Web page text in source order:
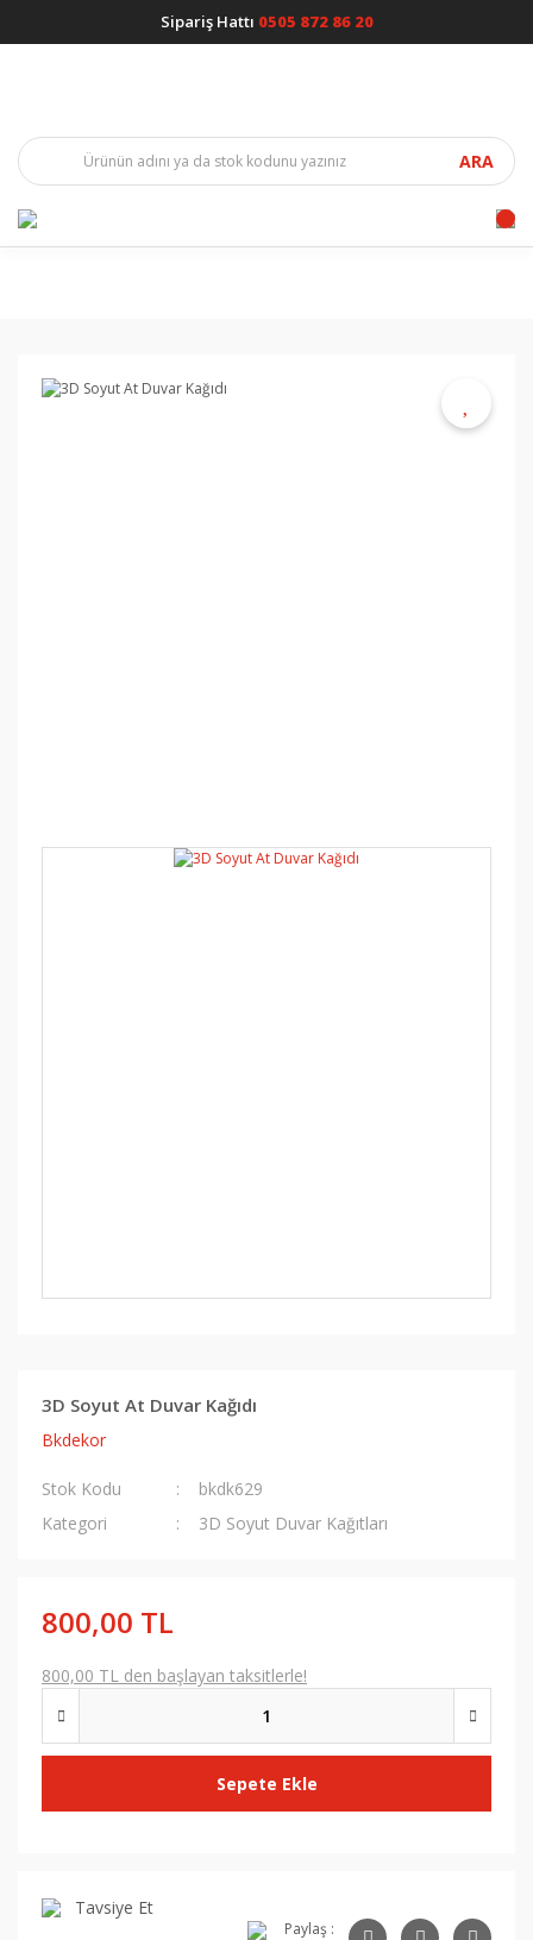
Sipariş Hattı 0505 872 86 20
ARA
3D Soyut At Duvar Kağıdı
Bkdekor
Stok Kodu
bkdk629
Kategori
3D Soyut Duvar Kağıtları
800,00 TL
800,00 TL den başlayan taksitlerle!
Sepete Ekle
Tavsiye Et
Paylaş :